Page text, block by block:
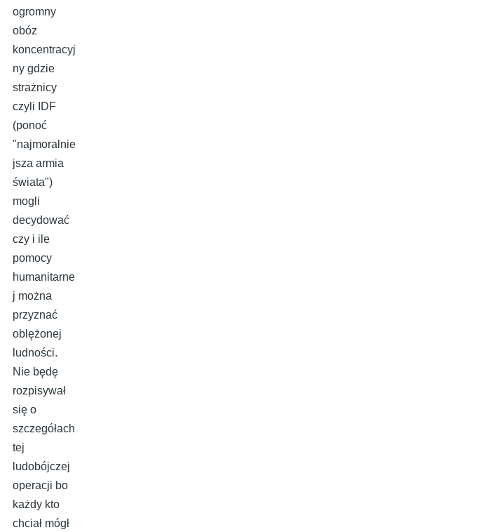
ogromny
obóz
koncentracyj
ny gdzie
strażnicy
czyli IDF
(ponoć
"najmoralnie
jsza armia
świata")
mogli
decydować
czy i ile
pomocy
humanitarne
j można
przyznać
oblężonej
ludności.
Nie będę
rozpisywał
się o
szczegółach
tej
ludobójczej
operacji bo
każdy kto
chciał mógł